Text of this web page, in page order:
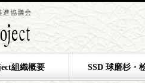
組織概要 SSD 球磨杉・